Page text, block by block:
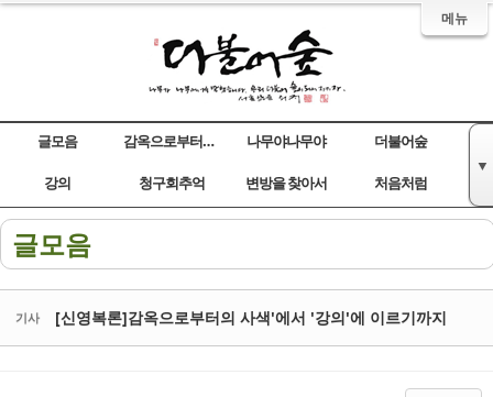
메뉴
글모음 감옥으로부터의 사색 나무야나무야 더불어숲
강의
▼
청구회추억
변방을 찾아서 처음처럼
글모음
기사 [신영복론]감옥으로부터의 사색'에서 '강의'에 이르기까지
Sketchbook5, 스케치북5
Sketchbook5, 스케치북5
Sketchbook5, 스케치북5
Sketchbook5, 스케치북5